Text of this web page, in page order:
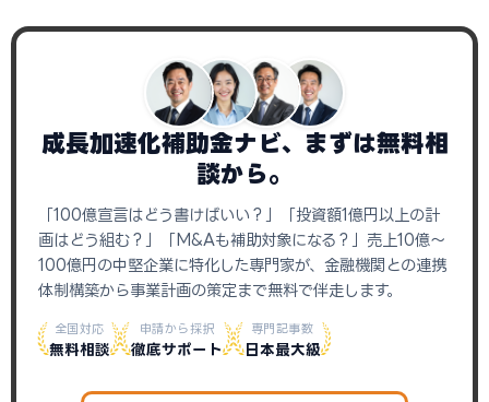
成長加速化補助金ナビ、まずは無料相
談から。
「100億宣言はどう書けばいい？」「投資額1億円以上の計
画はどう組む？」「M&Aも補助対象になる？」売上10億〜
100億円の中堅企業に特化した専門家が、金融機関との連携
体制構築から事業計画の策定まで無料で伴走します。
全国対応
無料相談
申請から採択
徹底サポート
専門記事数
日本最大級